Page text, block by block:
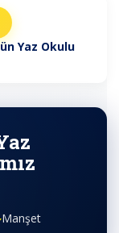
Yaz Okulu
Manşet